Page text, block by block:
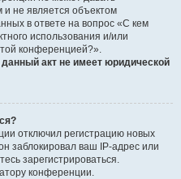
не является объектом
в ответе на вопрос «С кем
использования и/или
конференцией?».
акт не имеет юридической
отключил регистрацию новых
заблокировал ваш IP-адрес или
зарегистрироваться.
конференции.